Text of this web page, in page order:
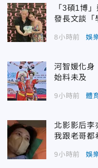
「3碩1博
發長文談「
8小時前 娛
河智媛化身
始料未及
9小時前 體
北影影后李
我跟老哥都
9小時前 娛